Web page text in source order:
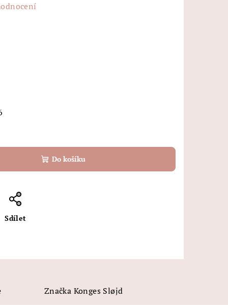
Do košíku
Sdílet
Značka Konges Sløjd